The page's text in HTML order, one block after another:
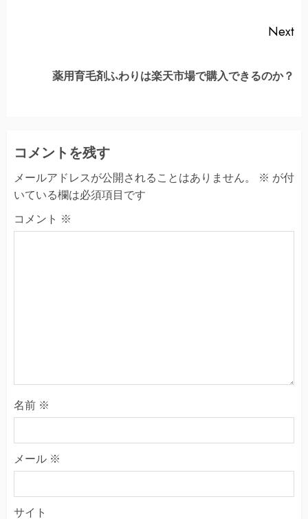
Next
薬用育毛剤ふわりは楽天市場で購入できるのか？
コメントを残す
メールアドレスが公開されることはありません。 ※ が付
いている欄は必須項目です
コメント ※
名前 ※
メール ※
サイト